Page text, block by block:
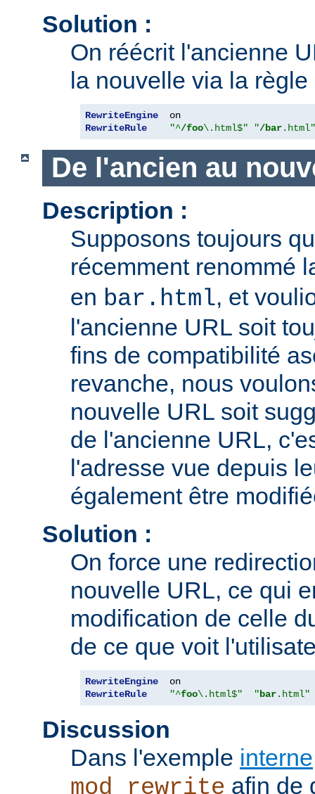
Solution :
On réécrit l'ancienne
la nouvelle via la règle
RewriteEngine
RewriteRule
"^/foo\.html$" "/bar.html"
De l'ancien au
Description :
Supposons toujours
récemment renommé
en bar.html, et
l'ancienne URL soit
fins de compatibilité
revanche, nous
nouvelle URL soit
de l'ancienne URL,
l'adresse vue depuis
également être
Solution :
On force une
nouvelle URL, ce qui
modification de celle
de ce que voit
RewriteEngine
RewriteRule
"^foo\.html$" "bar.html"
Discussion
Dans l'exemple interne
mod_rewrite afin de